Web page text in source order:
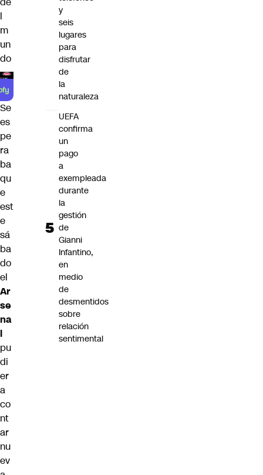
l
m
un
do
Se
es
pe
ra
ba
qu
e
est
e
sá
ba
do
el
Ar
se
na
l
pu
di
er
a
co
nt
ar
nu
ev
y
seis
lugares
para
disfrutar
de
la
naturaleza
UEFA
confirma
un
pago
a
exempleada
durante
la
gestión
de
Gianni
Infantino,
en
medio
de
desmentidos
sobre
relación
sentimental